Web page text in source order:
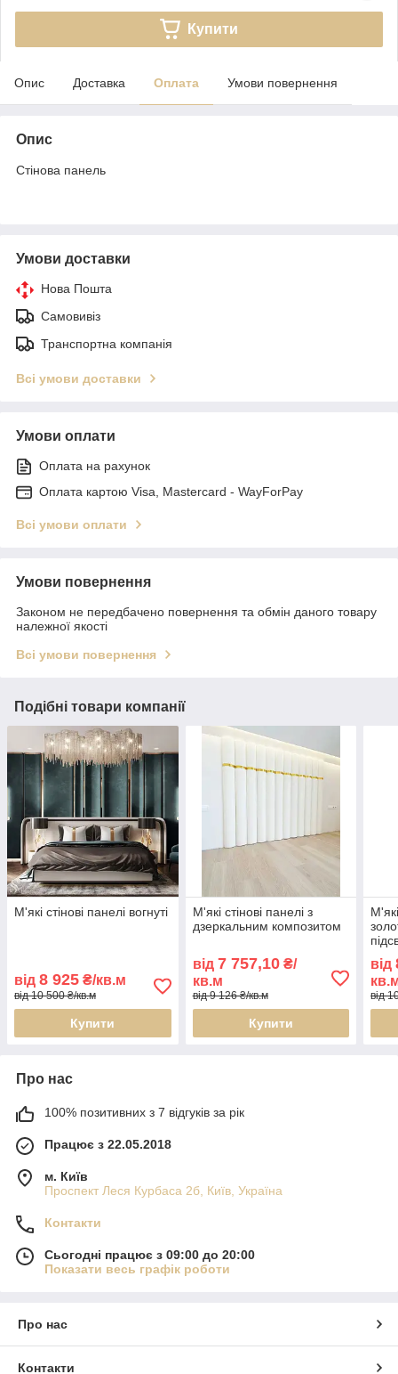
Купити
Опис Доставка Оплата Умови повернення
Опис
Стінова панель
Умови доставки
Нова Пошта
Самовивіз
Транспортна компанія
Всі умови доставки
Умови оплати
Оплата на рахунок
Оплата картою Visa, Mastercard - WayForPay
Всі умови оплати
Умови повернення
Законом не передбачено повернення та обмін даного товару
належної якості
Всі умови повернення
Подібні товари компанії
М'які стінові панелі вогнуті
від 8 925 ₴/кв.м
від 10 500 ₴/кв.м
Купити
М'які стінові панелі з
дзеркальним композитом
від 7 757,10₴/
кв.м
від 9 126 ₴/кв.м
Купити
від
від
Про нас
100% позитивних з 7 відгуків за рік
Працює з 22.05.2018
м. Київ
Проспект Леся Курбаса 2б, Київ, Україна
Контакти
Сьогодні працює з 09:00 до 20:00
Показати весь графік роботи
Про нас
Контакти